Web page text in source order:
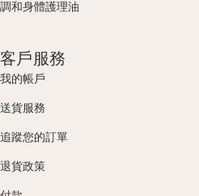
調和身體護理油
客戶服務
我的帳戶
送貨服務
追蹤您的訂單
退貨政策